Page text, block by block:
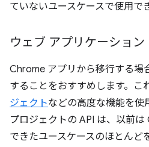
ていないユースケースで使用で
ウェブ アプリケーション
Chrome アプリから移行する場
することをおすすめします。こ
ジェクトなどの高度な機能を使
プロジェクトの API は、以前
できたユースケースのほとんど